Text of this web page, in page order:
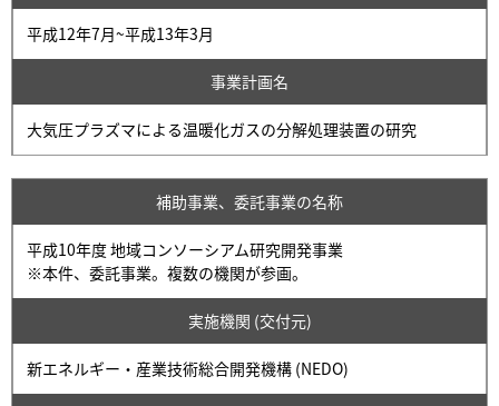
平成12年7月~平成13年3月
事業計画名
大気圧プラズマによる温暖化ガスの分解処理装置の研究
補助事業、委託事業の名称
平成10年度 地域コンソーシアム研究開発事業
※本件、委託事業。複数の機関が参画。
実施機関 (交付元)
新エネルギー・産業技術総合開発機構 (NEDO)